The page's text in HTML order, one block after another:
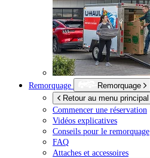
Remorquage
Remorquage
Retour au menu principal
Commencer une réservation
Vidéos explicatives
Conseils pour le remorquage
FAQ
Attaches et accessoires